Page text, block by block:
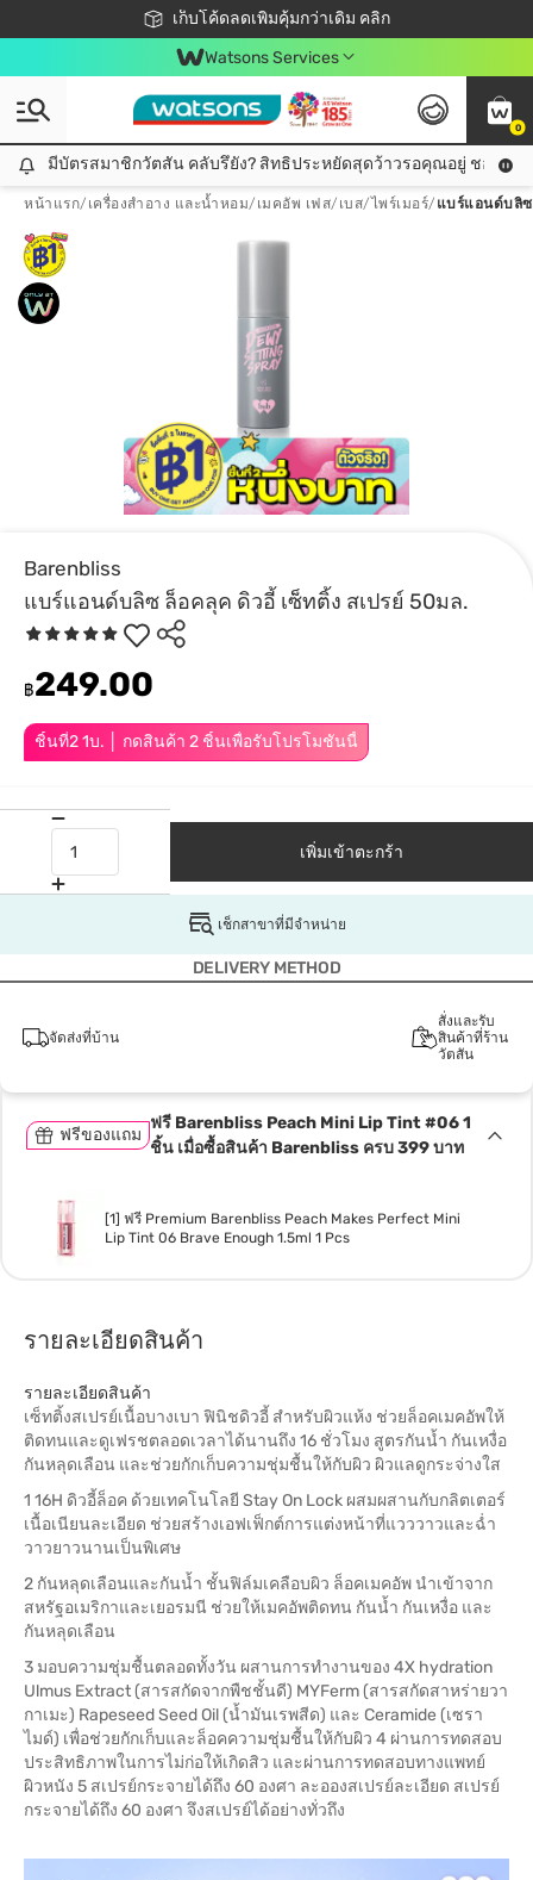
เก็บโค้ดลดเพิ่มคุ้มกว่าเดิม คลิก
ชอปออนไลน์ครั้งแรก ลดเพิ่มจุก ๆ 10%! 🎉
📦ส่งฟรี! เมื่อชอป 499฿
สมาชิกวัตสัน คลับดียังไง?
Watsons Services
0
มีบัตรสมาชิกวัตสัน คลับรึยัง? สิทธิประหยัดสุดว้าวรอคุณอยู่ ชอปคุ้มกว่าเดิม คลิก!
มีบัตรสมาชิกวัตสัน คลับรึยัง? สิทธิประหยัดสุดว้าวรอคุณอยู่ ชอปคุ้มก
หน้าแรก/ เครื่องสำอาง และน้ำหอม/ เมคอัพ เฟส/ เบส/ไพร์เมอร์/ แบร์แอนด์บลิ
Barenbliss
แบร์แอนด์บลิซ ล็อคลุค ดิวอี้ เซ็ทติ้ง สเปรย์ 50มล.
ชิ้นที่2 1บ. │ กดสินค้า 2 ชิ้นเพื่อรับโปรโมชันนี้
฿249.00
เพิ่มเข้าตะกร้า
เช็กสาขาที่มีจำหน่าย
DELIVERY METHOD
จัดส่งที่บ้าน
สั่งและรับ
สินค้าที่ร้าน
วัตสัน
ฟรีของแถม
ฟรี Barenbliss Peach Mini Lip Tint #06 1
ชิ้น เมื่อซื้อสินค้า Barenbliss ครบ 399 บาท
[1] ฟรี Premium Barenbliss Peach Makes Perfect Mini
Lip Tint 06 Brave Enough 1.5ml 1 Pcs
รายละเอียดสินค้า
รายละเอียดสินค้า
เซ็ทติ้งสเปรย์เนื้อบางเบา ฟินิชดิวอี้ สำหรับผิวแห้ง ช่วยล็อคเมคอัพให้
ติดทนและดูเฟรชตลอดเวลาได้นานถึง 16 ชั่วโมง สูตรกันน้ำ กันเหงื่อ
กันหลุดเลือน และช่วยกักเก็บความชุ่มชื้นให้กับผิว ผิวแลดูกระจ่างใส
1 16H ดิวอี้ล็อค ด้วยเทคโนโลยี Stay On Lock ผสมผสานกับกลิตเตอร์
เนื้อเนียนละเอียด ช่วยสร้างเอฟเฟ็กต์การแต่งหน้าที่แวววาวและฉ่ำ
วาวยาวนานเป็นพิเศษ
2 กันหลุดเลือนและกันน้ำ ชั้นฟิล์มเคลือบผิว ล็อคเมคอัพ นำเข้าจาก
สหรัฐอเมริกาและเยอรมนี ช่วยให้เมคอัพติดทน กันน้ำ กันเหงื่อ และ
กันหลุดเลือน
3 มอบความชุ่มชื้นตลอดทั้งวัน ผสานการทำงานของ 4X hydration
Ulmus Extract (สารสกัดจากพืชชั้นดี) MYFerm (สารสกัดสาหร่ายวา
กาเมะ) Rapeseed Seed Oil (น้ำมันเรพสีด) และ Ceramide (เซรา
ไมด์) เพื่อช่วยกักเก็บและล็อคความชุ่มชื้นให้กับผิว 4 ผ่านการทดสอบ
ประสิทธิภาพในการไม่ก่อให้เกิดสิว และผ่านการทดสอบทางแพทย์
ผิวหนัง 5 สเปรย์กระจายได้ถึง 60 องศา ละอองสเปรย์ละเอียด สเปรย์
กระจายได้ถึง 60 องศา จึงสเปรย์ได้อย่างทั่วถึง